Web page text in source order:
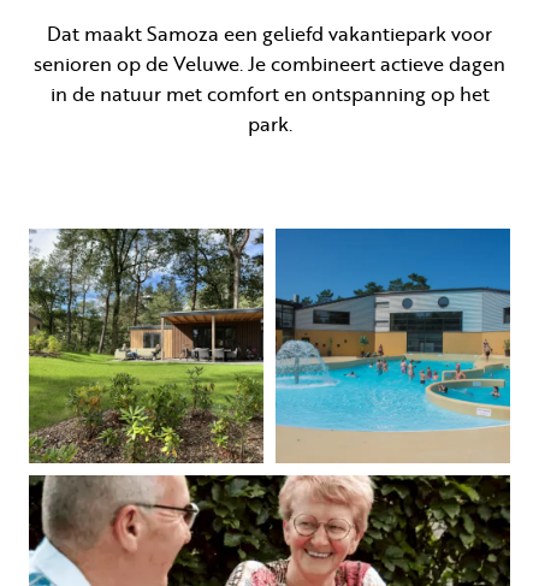
Dat maakt Samoza een geliefd vakantiepark voor
senioren op de Veluwe. Je combineert actieve dagen
in de natuur met comfort en ontspanning op het
park.